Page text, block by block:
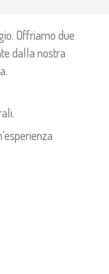
Offriamo due
dalla nostra